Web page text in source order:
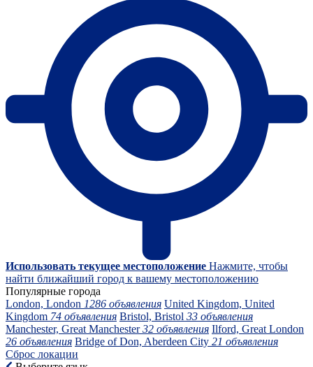
Использовать текущее местоположение Нажмите, чтобы
найти ближайший город к вашему местоположению
Популярные города
London, London 1286 объявления United Kingdom, United
Kingdom 74 объявления Bristol, Bristol 33 объявления
Manchester, Great Manchester32 объявления Ilford, Great London
26 объявления Bridge of Don, Aberdeen City 21 объявления
Сброс локации